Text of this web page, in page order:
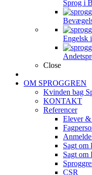
Sprog i
Engelsk
Close
OM SPROGGREN
Kvinden bag
KONTAKT
Referencer
Elever
Sagt om
Sagt om
CSR